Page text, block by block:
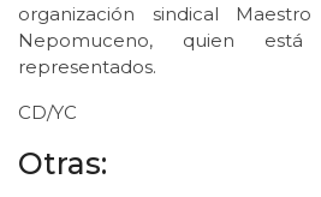
organización sindical
Nepomuceno, quien
representados.
CD/YC
Otras: